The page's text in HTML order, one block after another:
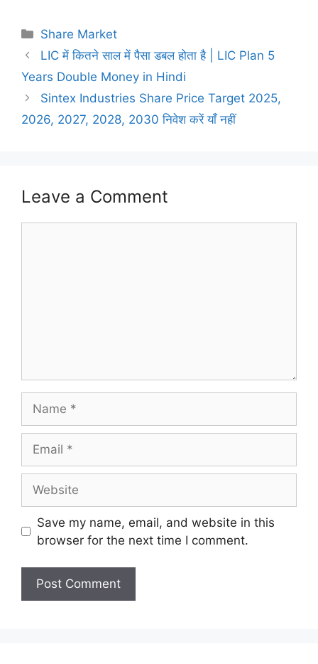
Categories
Share Market
LIC में कितने साल में पैसा डबल होता है | LIC Plan 5
Years Double Money in Hindi
Sintex Industries Share Price Target 2025,
2026, 2027, 2028, 2030 निवेश करें याँ नहीं
Leave a Comment
Save my name, email, and website in this
browser for the next time I comment.